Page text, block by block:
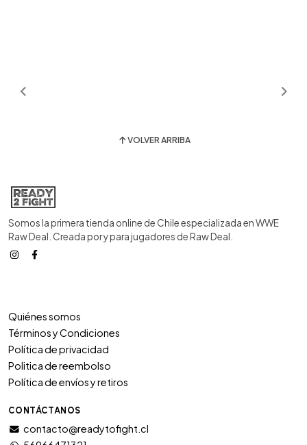
VOLVER ARRIBA
Somos la primera tienda online de Chile especializada en WWE
Raw Deal. Creada por y para jugadores de Raw Deal.
Quiénes somos
Términos y Condiciones
Política de privacidad
Politica de reembolso
Política de envíos y retiros
CONTÁCTANOS
contacto@readytofight.cl